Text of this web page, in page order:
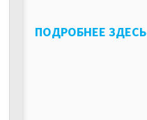
ПОДРОБНЕЕ ЗДЕСЬ